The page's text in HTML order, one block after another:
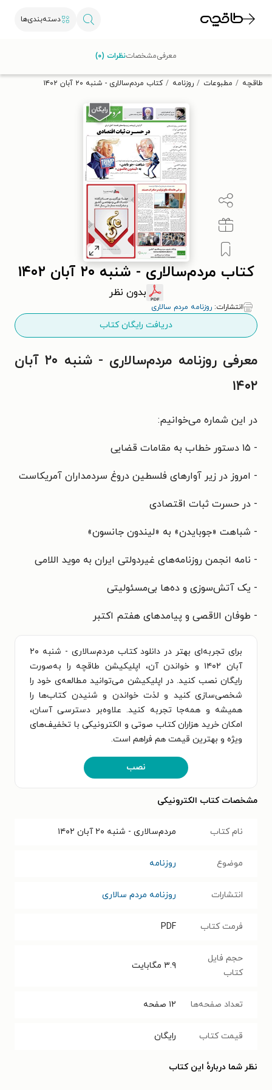
دسته‌بندی‌ها
تخفیف از طاقچه دریافت کن.
طاقچه مطبوعات روزنامه کتاب مردم‌سالاری - شنبه ۲۰ آبان ۱۴۰۲
کتاب مردم‌سالاری - شنبه ۲۰ آبان ۱۴۰۲
بدون نظر
انتشارات: روزنامه مردم سالاری
دریافت رایگان کتاب
معرفیمشخصاتنظرات (۰)
معرفی روزنامه مردم‌سالاری - شنبه ۲۰ آبان
۱۴۰۲
در این شماره می‌خوانیم:
- ۱۵ دستور خطاب به مقامات قضایی
- امروز در زیر آوارهای فلسطین دروغ سردمداران آمریکاست
- در حسرت ثبات اقتصادی
- شباهت «جوبایدن» به «لیندون جانسون»
- نامه انجمن روزنامه‌های غیردولتی ایران به موید اللامی
- یک آتش‌سوزی و ده‌ها بی‌مسئولیتی
- طوفان الاقصی و پیامدهای هفتم اکتبر
برای تجربه‌ای بهتر در دانلود کتاب مردم‌سالاری - شنبه ۲۰
آبان ۱۴۰۲ و خواندن آن، اپلیکیشن طاقچه را به‌صورت
رایگان نصب کنید. در اپلیکیشن می‌توانید مطالعه‌ی خود را
شخصی‌سازی کنید و لذت خواندن و شنیدن کتاب‌ها را
همیشه و همه‌جا تجربه کنید. علاوه‌بر دسترسی آسان،
امکان خرید هزاران کتاب صوتی و الکترونیکی با تخفیف‌های
ویژه و بهترین قیمت هم فراهم است.
نصب
مشخصات کتاب الکترونیکی
نام کتاب مردم‌سالاری - شنبه ۲۰ آبان ۱۴۰۲
موضوع روزنامه
انتشارات روزنامه مردم سالاری
فرمت کتاب PDF
حجم فایل
کتاب
۳.۹ مگابایت
تعداد صفحه‌ها ۱۲ صفحه
قیمت کتاب رایگان
نظر شما دربارهٔ این کتاب